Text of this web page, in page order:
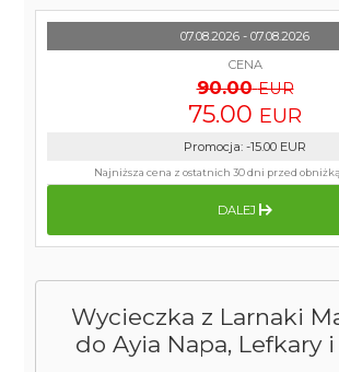
Wycieczka z Larnaki
do Ayia Napa, Lefkary
07.08.2026 - 07.08.2026
CENA
90.00 EUR
75.00 EUR
Promocja: -15.00 EUR
Najniższa cena z ostatnich 30 dni przed
DALEJ